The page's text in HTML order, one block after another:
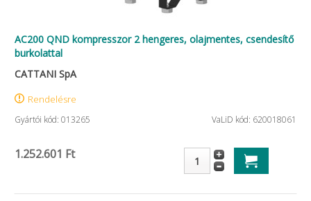
AC200 QND kompresszor 2 hengeres, olajmentes, csendesítő
burkolattal
CATTANI SpA
Rendelésre
Gyártói kód: 013265 VaLiD kód: 620018061
1.252.601 Ft